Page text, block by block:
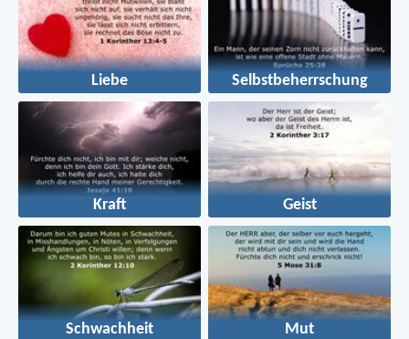
Liebe Selbstbeherrschung
Kraft Geist
Schwachheit Mut